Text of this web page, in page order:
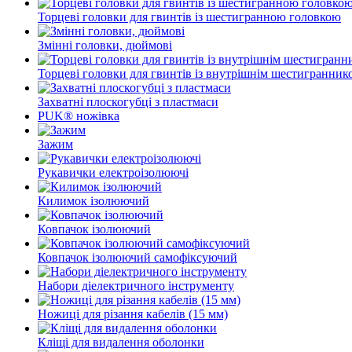
Торцеві головки для гвинтів із шестигранною головкою
Змінні головки, дюймові
Торцеві головки для гвинтів із внутрішнім
Захватні плоскогубці з пластмаси
PUK® ножівка
Зажим
Рукавички електроізолюючі
Килимок ізолюючий
Ковпачок ізолюючий
Ковпачок ізолюючий самофіксуючий
Набори діелектричного інструменту
Ножиці для різання кабелів (15 мм)
Кліщі для видалення оболонки